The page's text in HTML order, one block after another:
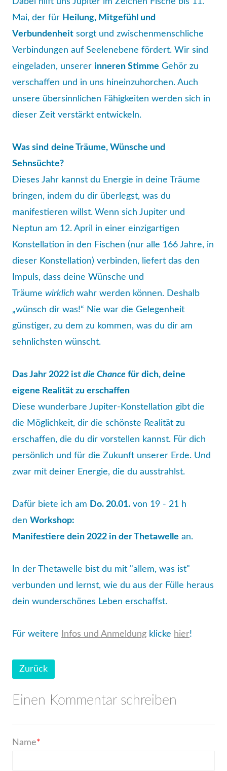
Mai, der für Heilung, Mitgefühl und
Verbundenheit sorgt und zwischenmenschliche
Verbindungen auf Seelenebene fördert. Wir sind
eingeladen, unserer inneren Stimme Gehör zu
verschaffen und in uns hineinzuhorchen. Auch
unsere übersinnlichen Fähigkeiten werden sich in
dieser Zeit verstärkt entwickeln.
Was sind deine Träume, Wünsche und
Sehnsüchte?
Dieses Jahr kannst du Energie in deine Träume
bringen, indem du dir überlegst, was du
manifestieren willst. Wenn sich Jupiter und
Neptun am 12. April in einer einzigartigen
Konstellation in den Fischen (nur alle 166 Jahre, in
dieser Konstellation) verbinden, liefert das den
Impuls, dass deine Wünsche und
Träumewirklichwahr werden können. Deshalb
„wünsch dir was!“ Nie war die Gelegenheit
günstiger, zu dem zu kommen, was du dir am
sehnlichsten wünscht.
Das Jahr 2022 istdie Chance für dich, deine
eigene Realität zu erschaffen
Diese wunderbare Jupiter-Konstellation gibt die
die Möglichkeit, dir die schönste Realität zu
erschaffen, die du dir vorstellen kannst. Für dich
persönlich und für die Zukunft unserer Erde. Und
zwar mit deiner Energie, die du ausstrahlst.
Dafür biete ich am Do. 20.01. von 19 - 21 h
den Workshop:
Manifestiere dein 2022 in der Thetawelle an.
In der Thetawelle bist du mit "allem, was ist"
verbunden und lernst, wie du aus der Fülle heraus
dein wunderschönes Leben erschaffst.
Für weitere Infos und Anmeldung klicke hier!
Zurück
Einen Kommentar schreiben
Pflichtfeld
Name*